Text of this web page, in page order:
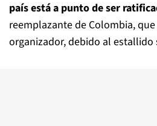
país está a punto de ser
reemplazante de Colombia,
organizador, debido al